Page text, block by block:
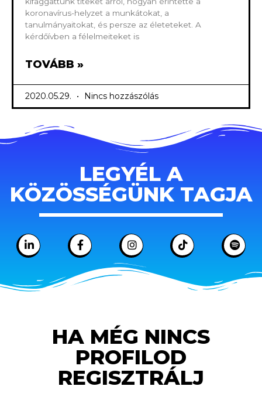
koronavírus-helyzet a munkátokat, a
tanulmányaitokat, és persze az életeteket. A
kérdőívben a félelmeiteket is
TOVÁBB »
2020.05.29. Nincs hozzászólás
LEGYÉL A
KÖZÖSSÉGÜNK TAGJA
HA MÉG NINCS
PROFILOD
REGISZTRÁLJ